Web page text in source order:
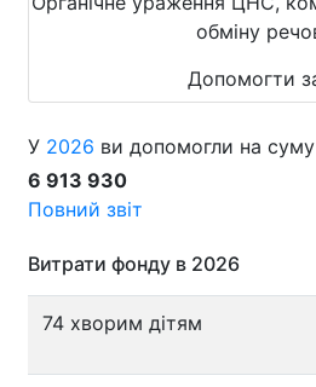
обміну
Допомогти
У 2026 ви допомогли на суму
6 913 930
Повний звіт
Витрати фонду в 2026
74 хворим дітям